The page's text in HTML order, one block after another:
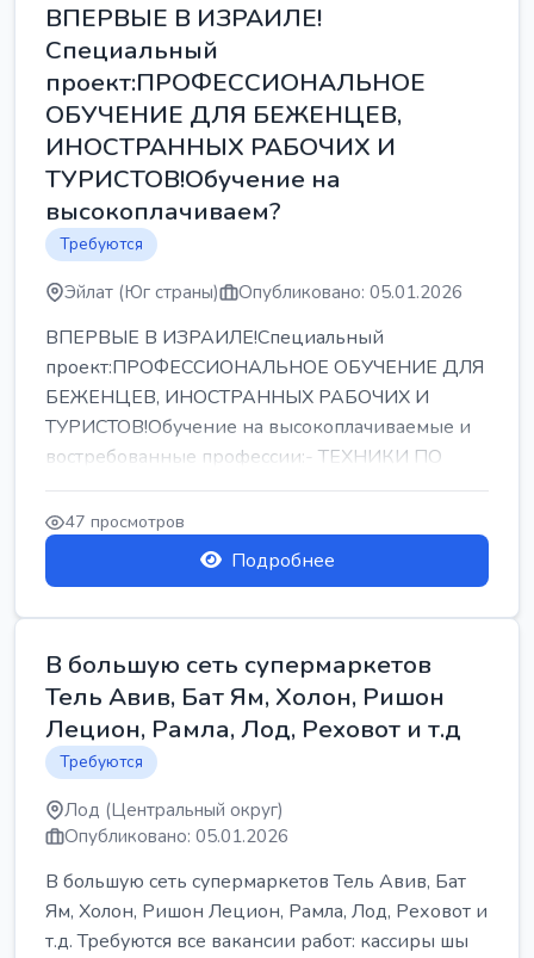
ВПЕРВЫЕ В ИЗРАИЛЕ!
Специальный
проект:ПРОФЕССИОНАЛЬНОЕ
ОБУЧЕНИЕ ДЛЯ БЕЖЕНЦЕВ,
ИНОСТРАННЫХ РАБОЧИХ И
ТУРИСТОВ!Обучение на
высокоплачиваем?
Требуются
Эйлат (Юг страны) Опубликовано: 05.01.2026
ВПЕРВЫЕ В ИЗРАИЛЕ!Специальный
проект:ПРОФЕССИОНАЛЬНОЕ ОБУЧЕНИЕ ДЛЯ
БЕЖЕНЦЕВ, ИНОСТРАННЫХ РАБОЧИХ И
ТУРИСТОВ!Обучение на высокоплачиваемые и
востребованные профессии:- ТЕХНИКИ ПО
РЕМОНТУ КОНДИЦИОНЕРОВ-...
47 просмотров
Подробнее
В большую сеть супермаркетов
Тель Авив, Бат Ям, Холон, Ришон
Лецион, Рамла, Лод, Реховот и т.д
Требуются
Лод (Центральный округ)
Опубликовано: 05.01.2026
В большую сеть супермаркетов Тель Авив, Бат
Ям, Холон, Ришон Лецион, Рамла, Лод, Реховот и
т.д. Требуются все вакансии работ: кассиры шы